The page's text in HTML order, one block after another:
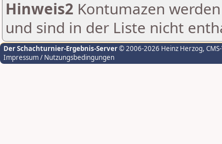
Hinweis2 Kontumazen
und sind in der Liste nicht
Der Schachturnier-Ergebnis-Server© 2006-2026 Heinz Herzog,
Impressum / Nutzungsbedingungen